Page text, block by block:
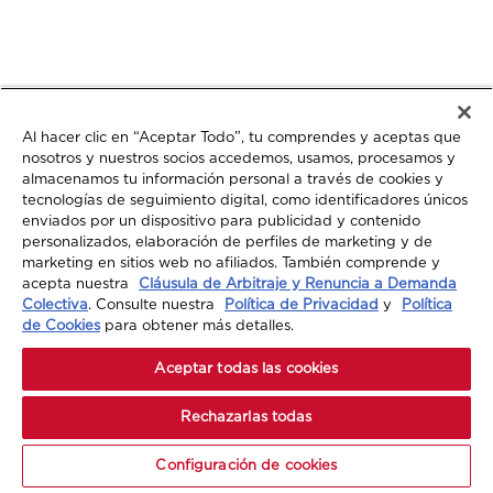
Al hacer clic en “Aceptar Todo”, tu comprendes y aceptas que
nosotros y nuestros socios accedemos, usamos, procesamos y
almacenamos tu información personal a través de cookies y
tecnologías de seguimiento digital, como identificadores únicos
enviados por un dispositivo para publicidad y contenido
personalizados, elaboración de perfiles de marketing y de
marketing en sitios web no afiliados. También comprende y
acepta nuestra
Cláusula de Arbitraje y Renuncia a Demanda
Colectiva. Consulte nuestra Política de Privacidad y
Política
de Cookiespara obtener más detalles.
Aceptar todas las cookies
Rechazarlas todas
Configuración de cookies